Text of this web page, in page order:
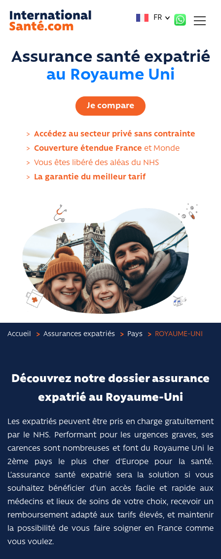
FR
Assurance santé expatrié
au Royaume Uni
Je compare
> Accédez au secteur privé sans contrainte
> Couverture étendue France et Monde
> Vous êtes libéré des aléas du NHS
>
La garantie du meilleur tarif
Accueil Assurances expatriés Pays ROYAUME-UNI
Découvrez notre dossier assurance
expatrié au Royaume-Uni
Les expatriés peuvent être pris en charge gratuitement
par le NHS. Performant pour les urgences graves, ses
carences sont nombreuses et font du Royaume Uni le
2ème pays le plus cher d'Europe pour la santé.
L’assurance santé expatrié sera la solution si vous
souhaitez bénéficier d’un accès facile et rapide aux
médecins et lieux de soins de votre choix, recevoir un
remboursement adapté aux tarifs élevés, et maintenir
la possibilité de vous faire soigner en France comme
vous voulez.